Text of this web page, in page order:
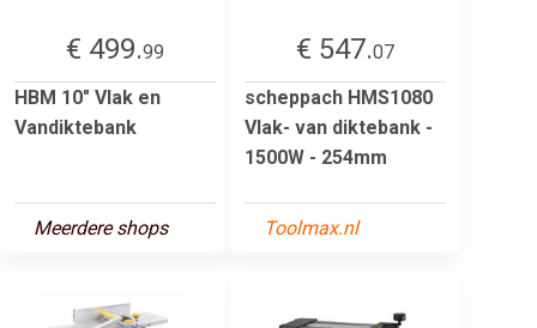
€ 499.99
HBM 10" Vlak en
Vandiktebank
Meerdere shops
€ 547.07
scheppach HMS1080
Vlak- van diktebank -
1500W - 254mm
Toolmax.nl